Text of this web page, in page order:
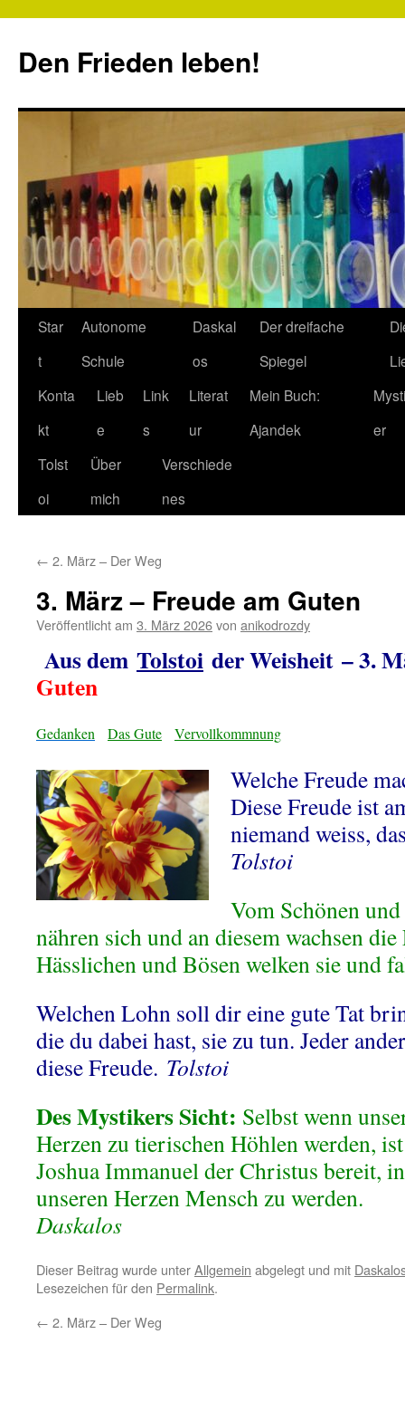
springen
Den Frieden leben!
Star
t
Autonome
Schule
Daskal
os
Der dreifache
Spiegel
Konta
kt
Lieb
e
Link
s
Literat
ur
Mein Buch:
Ajandek
er
Tolst
oi
Über
mich
Verschiede
nes
← 2. März – Der Weg
3. März – Freude am Guten
Veröffentlicht am 3. März 2026von anikodrozdy
Aus dem Tolstoi der Weisheit – 3.
Guten
Gedanken Das Gute Vervollkommnung
Welche Freude
Diese Freude ist
niemand weiss,
Tolstoi
Vom Schönen
nähren sich und an diesem wachsen
Hässlichen und Bösen welken sie und
Welchen Lohn soll dir eine gute Tat
die du dabei hast, sie zu tun. Jeder
diese Freude. Tolstoi
Des Mystikers Sicht: Selbst wenn
Herzen zu tierischen Höhlen werden, ist
Joshua Immanuel der Christus bereit, in
unseren Herzen Mensch zu werden.
Daskalos
Dieser Beitrag wurde unterAllgemein abgelegt und mit
Lesezeichen für den Permalink.
← 2. März – Der Weg